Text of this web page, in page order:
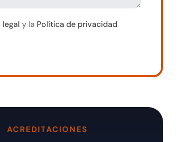
legal y la Política de privacidad
ACREDITACIONES